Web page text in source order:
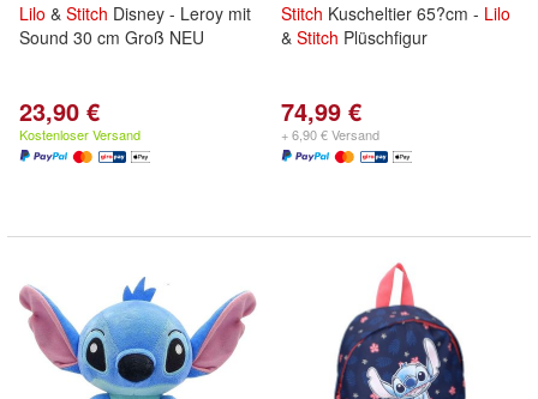
Lilo & Stitch Disney - Leroy mit
Sound 30 cm Groß NEU
23,90 €
Kostenloser Versand
Stitch Kuscheltier 65?cm - Lilo
& Stitch Plüschfigur
74,99 €
+ 6,90 € Versand